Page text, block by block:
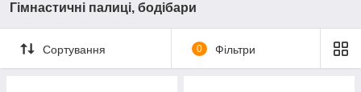
Гімнастичні палиці, бодібари
Сортування 0 Фільтри